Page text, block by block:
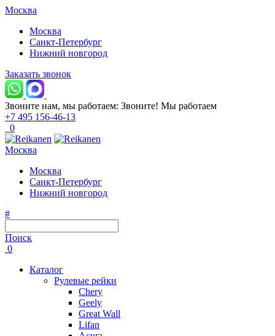
Москва
Москва
Санкт-Петербург
Нижний новгород
Заказать звонок
Звоните нам, мы работаем: Звоните! Мы работаем
+7 495 156-46-13
0
Москва
Москва
Санкт-Петербург
Нижний новгород
#
Поиск
0
Каталог
Рулевые рейки
Chery
Geely
Great Wall
Lifan